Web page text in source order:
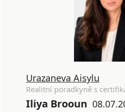
Urazaneva Aisylu
Realitní poradkyně s
Iliya Brooun